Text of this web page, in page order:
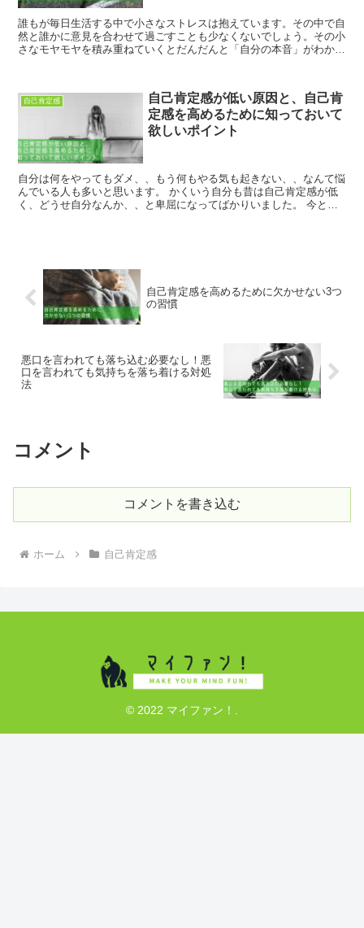
誰もが毎日生活する中で小さなストレスは抱えています。その中で自
然と誰かに意見を合わせて過ごすことも少なくないでしょう。その小
さなモヤモヤを積み重ねていくとだんだんと「自分の本音」がわから
自己肯定感
自己肯定感が低い原因と、自己肯
定感を高めるために知っておいて
欲しいポイント
自分は何をやってもダメ、、もう何もやる気も起きない、、なんて悩
んでいる人も多いと思います。 かくいう自分も昔は自己肯定感が低
く、どうせ自分なんか、、と卑屈になってばかりいました。 今とな
自己肯定感を高めるために欠かせない3つ
の習慣
悪口を言われても落ち込む必要なし！悪
口を言われても気持ちを落ち着ける対処
法
コメント
コメントを書き込む
ホーム 自己肯定感
© 2022 マイファン！.